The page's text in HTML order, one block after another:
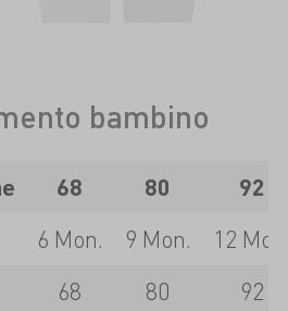
bambino
68 80
92
6 Mon. 9 Mon.
12
68 80
92